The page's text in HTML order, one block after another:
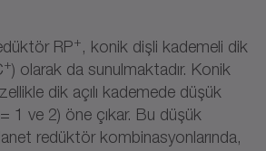
RP+, konik dişli kademeli dik
+) olarak da sunulmaktadır. Konik
dik açılı kademede düşük
1 ve 2) öne çıkar. Bu düşük
redüktör kombinasyonlarında,